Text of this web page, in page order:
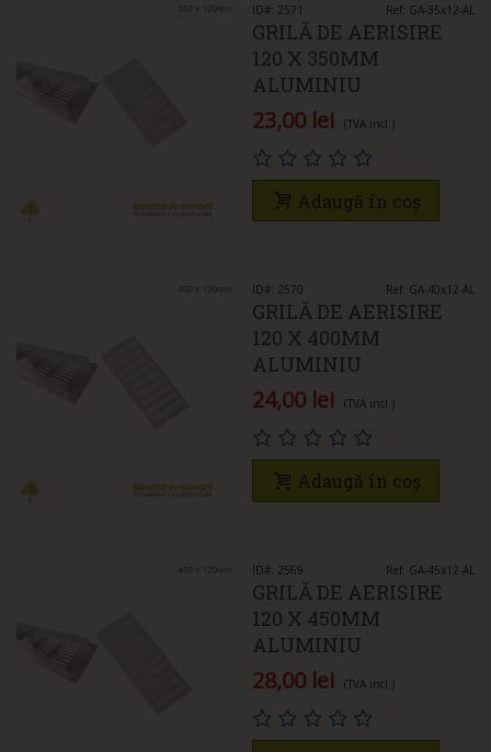
ID#: 2571 Ref: GA-35x12-AL
GRILĂ DE AERISIRE
120 X 350MM
ALUMINIU
23,00 lei (TVA incl.)
Adaugă în coș
ID#: 2570 Ref: GA-40x12-AL
GRILĂ DE AERISIRE
120 X 400MM
ALUMINIU
24,00 lei (TVA incl.)
Adaugă în coș
ID#: 2569 Ref: GA-45x12-AL
GRILĂ DE AERISIRE
120 X 450MM
ALUMINIU
28,00 lei (TVA incl.)